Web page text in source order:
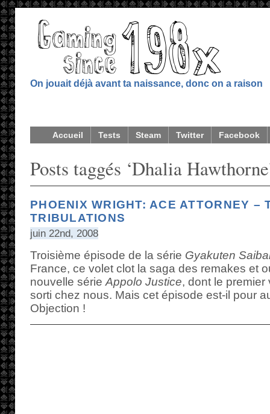
On jouait déjà avant ta naissance, donc on a raison
Accueil Tests Steam Twitter Facebook
Posts taggés ‘Dhalia
PHOENIX WRIGHT: ACE ATTORNEY –
TRIBULATIONS
juin 22nd, 2008
Troisième épisode de la série Gyakuten
France, ce volet clot la saga des remakes et
nouvelle série Appolo Justice, dont le premier
sorti chez nous. Mais cet épisode est-il pour
Objection !